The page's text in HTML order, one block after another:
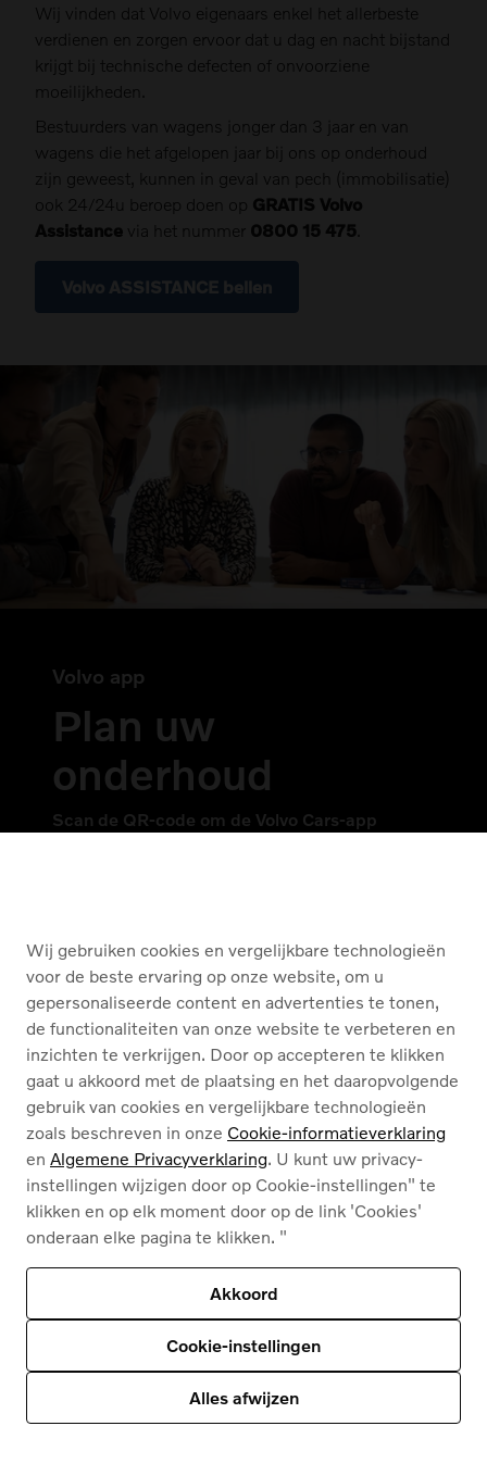
Wij vinden dat Volvo eigenaars enkel het allerbeste
verdienen en zorgen ervoor dat u dag en nacht bijstand
krijgt bij technische defecten of onvoorziene
moeilijkheden.
Bestuurders van wagens jonger dan 3 jaar en van
wagens die het afgelopen jaar bij ons op onderhoud
zijn geweest, kunnen in geval van pech (immobilisatie)
ook 24/24u beroep doen op GRATIS Volvo
Assistance via het nummer 0800 15 475
Volvo ASSISTANCE bellen
Volvo app
Plan uw
onderhoud
Scan de QR-code om de Volvo Cars-app
D'Hondt
Inhoud van deze pagina
Algemene privacyverklaring voor Volvo Cars
Wij gebruiken cookies en vergelijkbare technologieën
voor de beste ervaring op onze website, om u
gepersonaliseerde content en advertenties te tonen,
de functionaliteiten van onze website te verbeteren en
inzichten te verkrijgen. Door op accepteren te klikken
gaat u akkoord met de plaatsing en het daaropvolgende
gebruik van cookies en vergelijkbare technologieën
zoals beschreven in onze Cookie-informatieverklaring
en Algemene Privacyverklaring. U kunt uw privacy-
instellingen wijzigen door op Cookie-instellingen" te
klikken en op elk moment door op de link 'Cookies'
onderaan elke pagina te klikken. "
Akkoord
Cookie-instellingen
Alles afwijzen